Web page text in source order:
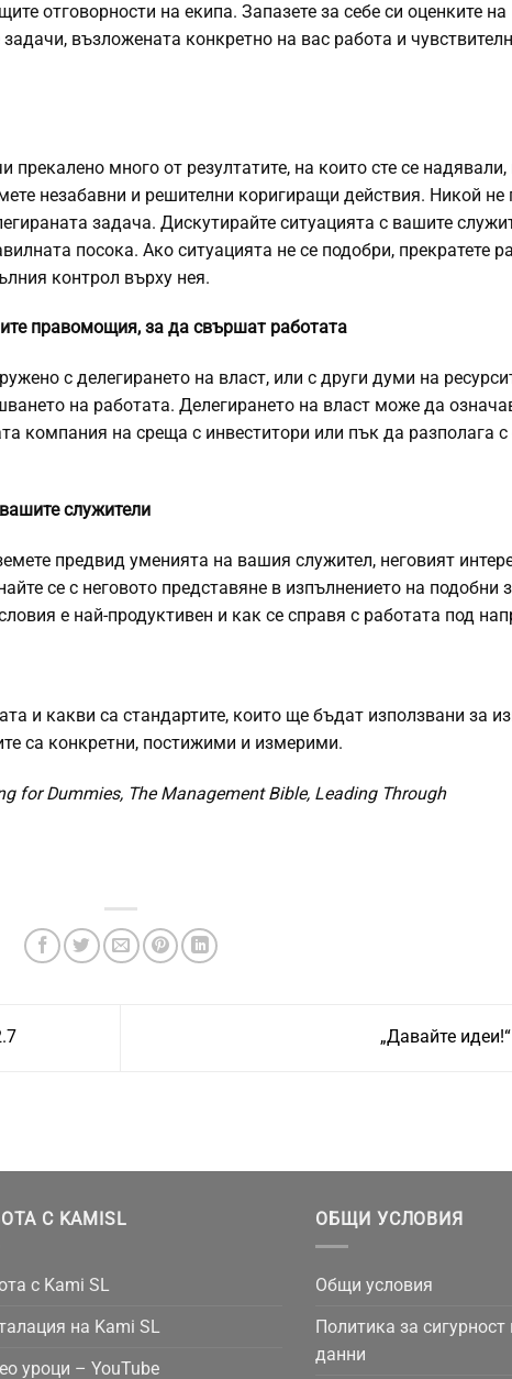
отговорности на екипа. Запазете за себе си оценките на
възложената конкретно на вас работа и
много от резултатите, на които сте се надявали,
незабавни и решителни коригиращи действия. Никой не
задача. Дискутирайте ситуацията с вашите
посока. Ако ситуацията не се подобри, прекратете
контрол върху нея.
правомощия, за да свършат работата
с делегирането на власт, или с други думи на
на работата. Делегирането на власт може да
компания на среща с инвеститори или пък да разполага
служители
предвид уменията на вашия служител, неговият
се с неговото представяне в изпълнението на подобни
е най-продуктивен и как се справя с работата под
и какви са стандартите, които ще бъдат използвани за
са конкретни, постижими и измерими.
for Dummies, The Management Bible, Leading Through
„Давайте
С KAMISL
с Kami SL
на Kami SL
уроци – YouTube
ОБЩИ УСЛОВИЯ
Общи условия
Политика за сигурност
данни